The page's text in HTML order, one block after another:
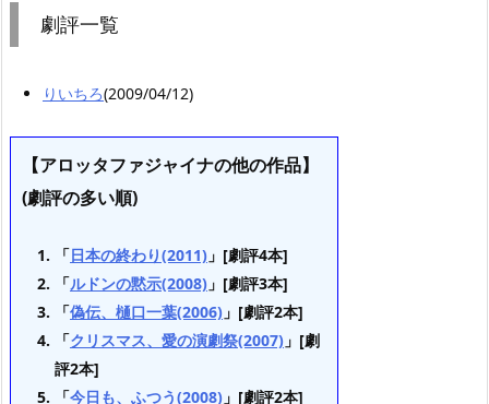
劇評一覧
りいちろ(2009/04/12)
【アロッタファジャイナの他の作品】
(劇評の多い順)
「日本の終わり(2011) 」[劇評4本]
「ルドンの黙示(2008) 」[劇評3本]
「偽伝、樋口一葉(2006) 」[劇評2本]
「クリスマス、愛の演劇祭(2007) 」[劇
評2本]
「今日も、ふつう(2008) 」[劇評2本]